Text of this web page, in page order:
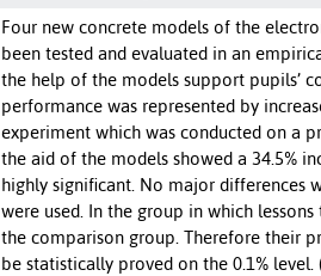
Four new concrete models of the
been tested and evaluated in an
the help of the models support pupils’
performance was represented by
experiment which was conducted on a
the aid of the models showed a 34.5%
highly significant. No major differences
were used. In the group in which
the comparison group. Therefore their
be statistically proved on the 0.1% level.